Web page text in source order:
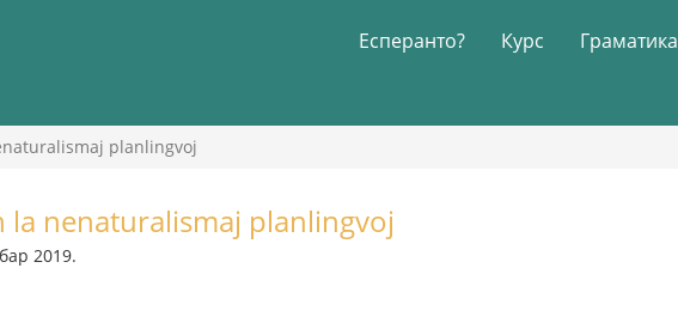
Есперанто? Курс Граматика
planlingvoj
la nenaturalismaj planlingvoj
2019.